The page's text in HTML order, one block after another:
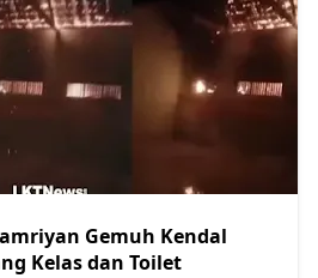
Gemuh Kendal
Kelas dan Toilet